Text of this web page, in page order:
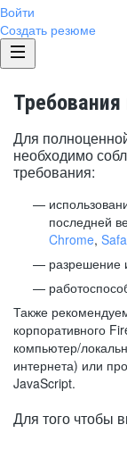
Войти
Создать резюме
Для
необходимо
требования:
последней
Chrome,
разрешение
Также
корпоративного
компьютер/
интернета) или
JavaScript.
Для того чтобы